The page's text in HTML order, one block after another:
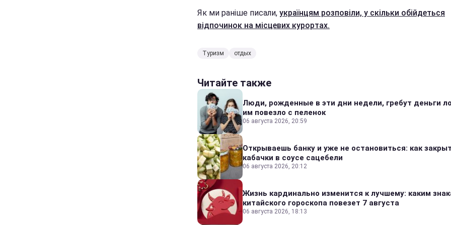
Як ми раніше писали, українцям розповіли, у скільки обійдеться
відпочинок на місцевих курортах.
Туризм отдых
Читайте также
Люди, рожденные в эти дни недели, гребут деньги
им повезло с пеленок
06 августа 2026, 20:59
Открываешь банку и уже не остановиться: как
кабачки в соусе сацебели
06 августа 2026, 20:12
Жизнь кардинально изменится к лучшему: каким
китайского гороскопа повезет 7 августа
06 августа 2026, 18:13